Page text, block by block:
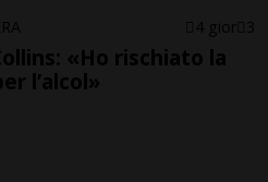
4 gior 3
«Ho rischiato la
l’alcol»